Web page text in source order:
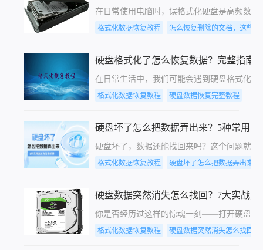
在日常使用电脑时，误格式化硬盘是高频数
格式化数据恢复教程 怎么恢复删除的文档，这些方
硬盘格式化了怎么恢复数据？完整指南
在日常生活中，我们可能会遇到硬盘格式化
格式化数据恢复教程 硬盘数据恢复完整教程
硬盘坏了怎么把数据弄出来？5种常用高
硬盘坏了，数据还能找回来吗？这个问题就
格式化数据恢复教程 硬盘坏了怎么把数据弄出来
硬盘数据突然消失怎么找回？7大实战方
你是否经历过这样的惊魂一刻——打开硬盘，
格式化数据恢复教程 硬盘数据突然消失怎么找回